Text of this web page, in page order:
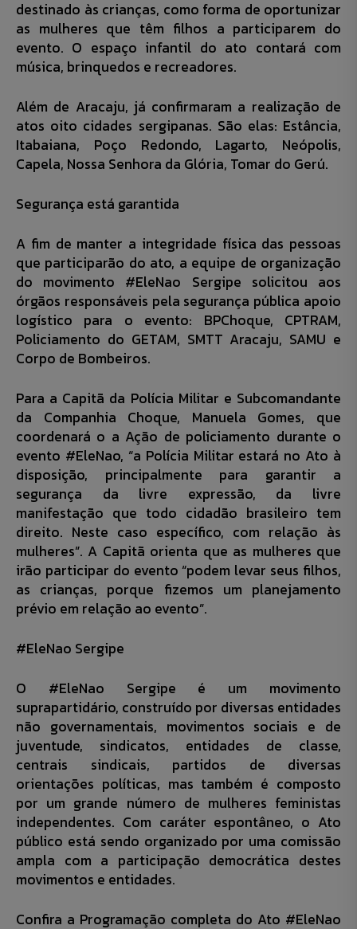
destinado às crianças, como forma de oportunizar
as mulheres que têm filhos a participarem do
evento. O espaço infantil do ato contará com
música, brinquedos e recreadores.
Além de Aracaju, já confirmaram a realização de
atos oito cidades sergipanas. São elas: Estância,
Itabaiana, Poço Redondo, Lagarto, Neópolis,
Capela, Nossa Senhora da Glória, Tomar do Gerú.
Segurança está garantida
A fim de manter a integridade física das pessoas
que participarão do ato, a equipe de organização
do movimento #EleNao Sergipe solicitou aos
órgãos responsáveis pela segurança pública apoio
logístico para o evento: BPChoque, CPTRAM,
Policiamento do GETAM, SMTT Aracaju, SAMU e
Corpo de Bombeiros.
Para a Capitã da Polícia Militar e Subcomandante
da Companhia Choque, Manuela Gomes, que
coordenará o a Ação de policiamento durante o
evento #EleNao, “a Polícia Militar estará no Ato à
disposição, principalmente para garantir a
segurança da livre expressão, da livre
manifestação que todo cidadão brasileiro tem
direito. Neste caso específico, com relação às
mulheres”. A Capitã orienta que as mulheres que
irão participar do evento “podem levar seus filhos,
as crianças, porque fizemos um planejamento
prévio em relação ao evento”.
#EleNao Sergipe
O #EleNao Sergipe é um movimento
suprapartidário, construído por diversas entidades
não governamentais, movimentos sociais e de
juventude, sindicatos, entidades de classe,
centrais sindicais, partidos de diversas
orientações políticas, mas também é composto
por um grande número de mulheres feministas
independentes. Com caráter espontâneo, o Ato
público está sendo organizado por uma comissão
ampla com a participação democrática destes
movimentos e entidades.
Confira a Programação completa do Ato #EleNao